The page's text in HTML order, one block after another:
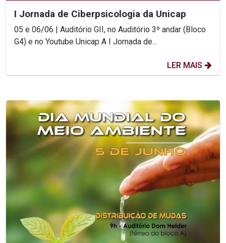
I Jornada de Ciberpsicologia da Unicap
05 e 06/06 | Auditório GII, no Auditório 3º andar (Bloco
G4) e no Youtube Unicap A I Jornada de...
LER MAIS